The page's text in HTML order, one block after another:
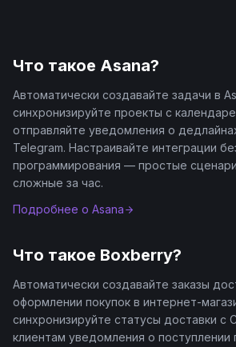
Что такое Asana?
Автоматически создавайте задачи в
синхронизируйте проекты с
отправляйте уведомления о
Telegram. Настраивайте интеграции
программирования — простые
сложные за час.
Подробнее о Asana
Что такое Boxberry?
Автоматически создавайте заказы
оформлении покупок в интернет-
синхронизируйте статусы доставки с
клиентам уведомления о поступлении